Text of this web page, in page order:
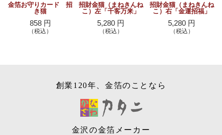
金箔お守りカード 招
き猫
858 円
（税込）
招財金猫（まねきんね
こ）左「千客万来」
5,280 円
（税込）
招財金猫（まねきんね
こ）右「金運招福」
5,280 円
（税込）
創業120年、金箔のことなら
金沢の金箔メーカー